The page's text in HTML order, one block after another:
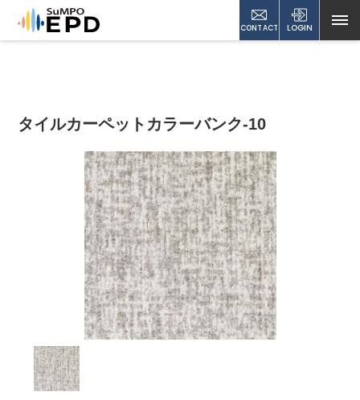
CONTACT LOGIN
タイルカーペットカラーバンク-10